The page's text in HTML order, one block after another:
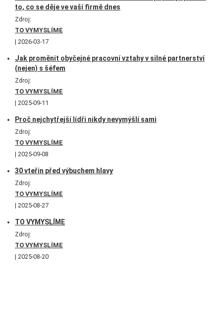
to, co se děje ve vaší firmě dnes
Zdroj:
TO VYMYSLÍME
2026-03-17
Jak proměnit obyčejné pracovní vztahy v silné partnerství
(nejen) s šéfem
Zdroj:
TO VYMYSLÍME
2025-09-11
Proč nejchytřejší lídři nikdy nevymýšlí sami
Zdroj:
TO VYMYSLÍME
2025-09-08
30 vteřin před výbuchem hlavy
Zdroj:
TO VYMYSLÍME
2025-08-27
TO VYMYSLÍME
Zdroj:
TO VYMYSLÍME
2025-08-20